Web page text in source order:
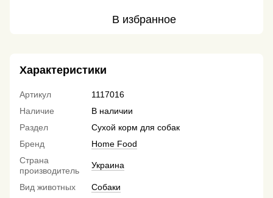
В избранное
Характеристики
Артикул
1117016
Наличие
В наличии
Раздел
Сухой корм для собак
Бренд
Home Food
Страна
производитель
Украина
Вид животных
Собаки